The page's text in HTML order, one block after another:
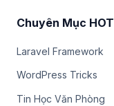
Chuyên Mục HOT
Laravel Framework
WordPress Tricks
Tin Học Văn Phòng